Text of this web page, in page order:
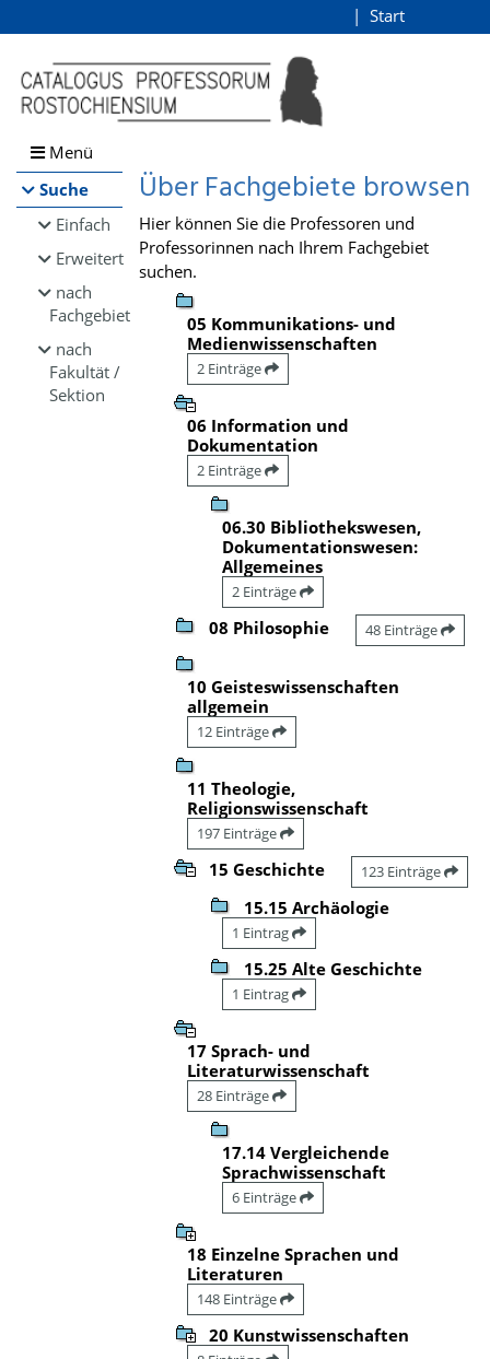
Browsen
direkt zum Inhalt
Start
Menü
Suche
Einfach
Erweitert
nach
Fachgebiet
nach
Fakultät /
Sektion
Über Fachgebiete browsen
Hier können Sie die Professoren und
Professorinnen nach Ihrem Fachgebiet
suchen.
05 Kommunikations- und
Medienwissenschaften
2 Einträge
06 Information und
Dokumentation
2 Einträge
06.30 Bibliothekswesen,
Dokumentationswesen:
Allgemeines
2 Einträge
08 Philosophie 48 Einträge
10 Geisteswissenschaften
allgemein
12 Einträge
11 Theologie,
Religionswissenschaft
197 Einträge
15 Geschichte 123 Einträge
15.15 Archäologie
1 Eintrag
15.25 Alte Geschichte
1 Eintrag
17 Sprach- und
Literaturwissenschaft
28 Einträge
17.14 Vergleichende
Sprachwissenschaft
6 Einträge
18 Einzelne Sprachen und
Literaturen
148 Einträge
20 Kunstwissenschaften